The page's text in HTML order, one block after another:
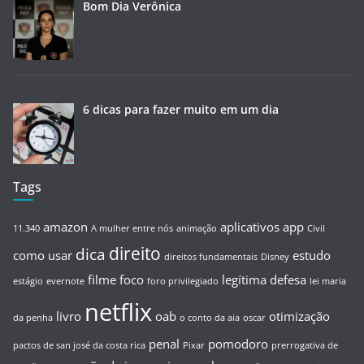
Bom Dia Verônica
6 dicas para fazer muito em um dia
Tags
11.340 amazon A mulher entre nós animação aplicativosapp Civil
como usar dica direito direitos fundamentais Disney estudo
estágio evernote filmefoco foro privilegiado legítima defesa lei maria
da penha livro netflixoab o conto da aia oscar otimização
pactos de san josé da costa rica penal Pixar pomodoro prerrogativa de